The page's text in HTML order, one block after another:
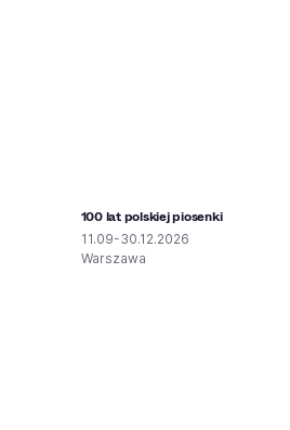
100 lat polskiej piosenki
11.09-30.12.2026
Warszawa